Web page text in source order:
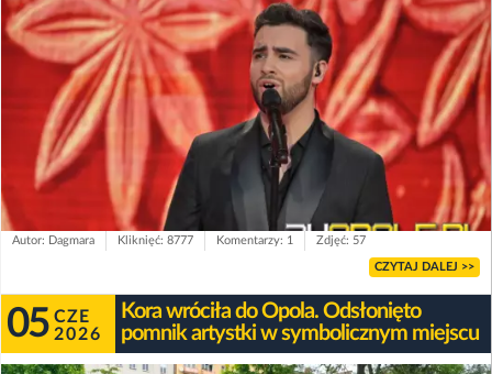
Autor: Dagmara Kliknięć: 8777 Komentarzy: 1 Zdjęć: 57
CZYTAJ DALEJ >>
05 CZE
2026
Kora wróciła do Opola. Odsłonięto
pomnik artystki w symbolicznym miejscu